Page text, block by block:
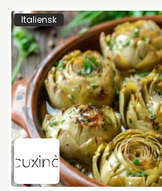
Italiensk